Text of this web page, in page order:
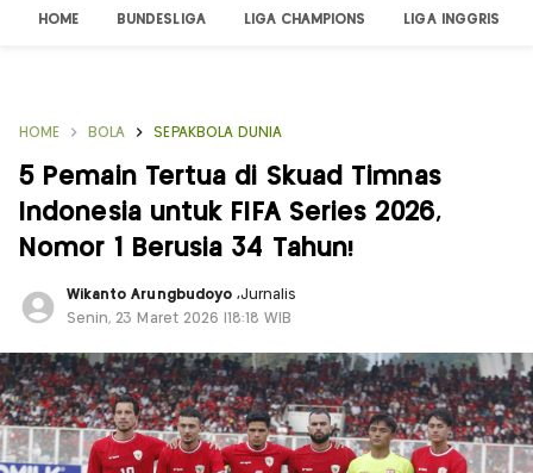
HOME BUNDESLIGA LIGA CHAMPIONS LIGA INGGRIS
HOME BOLA SEPAKBOLA DUNIA
5 Pemain Tertua di Skuad Timnas
Indonesia untuk FIFA Series 2026,
Nomor 1 Berusia 34 Tahun!
Wikanto Arungbudoyo ,Jurnalis
Senin, 23 Maret 2026 |18:18 WIB